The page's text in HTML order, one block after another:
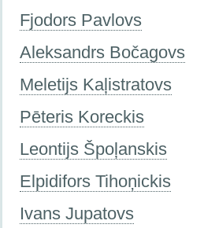
Fjodors Pavlovs
Aleksandrs Bočagovs
Meletijs Kaļistratovs
Pēteris Koreckis
Leontijs Špoļanskis
Elpidifors Tihoņickis
Ivans Jupatovs